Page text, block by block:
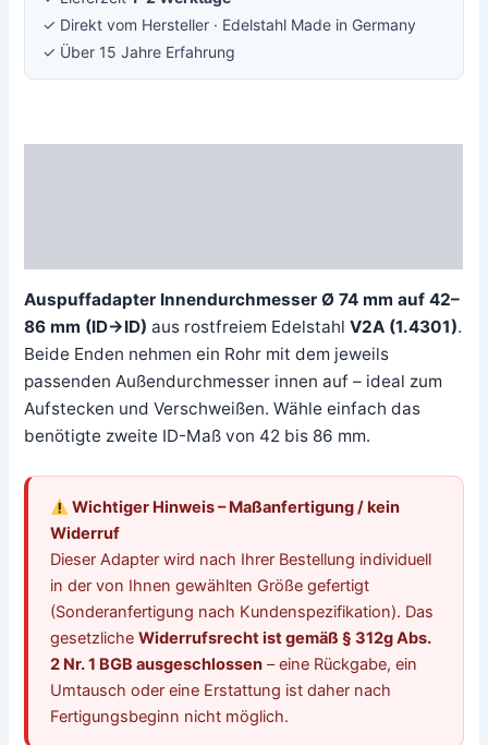
✓ Direkt vom Hersteller · Edelstahl Made in Germany
✓ Über 15 Jahre Erfahrung
Auspuffadapter Innendurchmesser Ø 74 mm auf 42–
86 mm (ID→ID) aus rostfreiem EdelstahlV2A (1.4301).
Beide Enden nehmen ein Rohr mit dem jeweils
passenden Außendurchmesser innen auf – ideal zum
Aufstecken und Verschweißen. Wähle einfach das
benötigte zweite ID-Maß von 42 bis 86 mm.
Wichtiger Hinweis – Maßanfertigung / kein
Widerruf
Dieser Adapter wird nach Ihrer Bestellung individuell
in der von Ihnen gewählten Größe gefertigt
(Sonderanfertigung nach Kundenspezifikation). Das
gesetzlicheWiderrufsrecht ist gemäß § 312g Abs.
2 Nr. 1 BGB ausgeschlossen – eine Rückgabe, ein
Umtausch oder eine Erstattung ist daher nach
Fertigungsbeginn nicht möglich.